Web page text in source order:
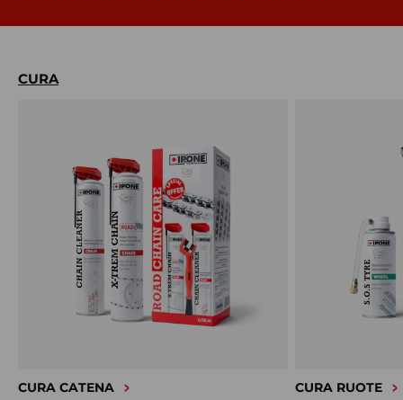
CURA
CURA CATENA CURA RUOTE